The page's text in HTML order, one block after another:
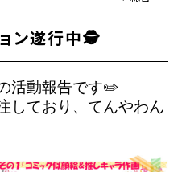
ョン遂行中🕵️
活動報告です✏️
しており、てんやわん